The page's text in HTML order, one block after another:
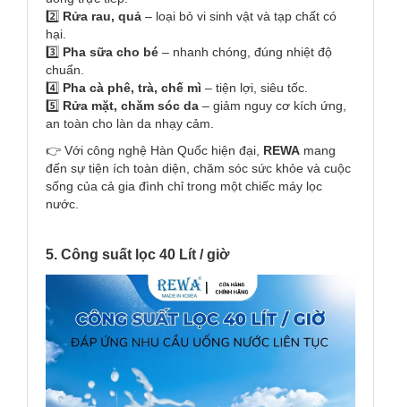
2️⃣ Rửa rau, quả – loại bỏ vi sinh vật và tạp chất có
hại.
3️⃣ Pha sữa cho bé – nhanh chóng, đúng nhiệt độ
chuẩn.
4️⃣ Pha cà phê, trà, chế mì – tiện lợi, siêu tốc.
5️⃣ Rửa mặt, chăm sóc da – giảm nguy cơ kích ứng,
an toàn cho làn da nhạy cảm.
👉 Với công nghệ Hàn Quốc hiện đại, REWA mang
đến sự tiện ích toàn diện, chăm sóc sức khỏe và cuộc
sống của cả gia đình chỉ trong một chiếc máy lọc
nước.
5. Công suất lọc 40 Lít / giờ